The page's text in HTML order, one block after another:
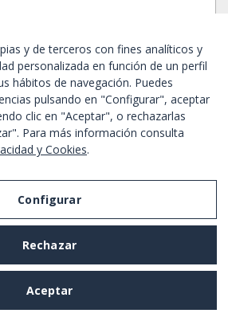
mensual RESERVA AHORA
Bueno
y de terceros con fines analíticos y
personalizada en función de un perfil
hábitos de navegación. Puedes
pulsando en "Configurar", aceptar
clic en "Aceptar", o rechazarlas
Para más información consulta
y Cookies.
Configurar
Rechazar
Aceptar